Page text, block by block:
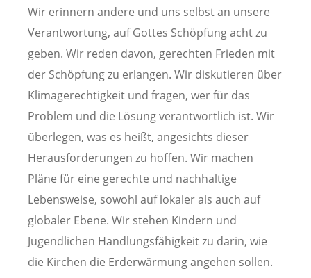
Wir erinnern andere und uns selbst an unsere
Verantwortung, auf Gottes Schöpfung acht zu
geben. Wir reden davon, gerechten Frieden mit
der Schöpfung zu erlangen. Wir diskutieren über
Klimagerechtigkeit und fragen, wer für das
Problem und die Lösung verantwortlich ist. Wir
überlegen, was es heißt, angesichts dieser
Herausforderungen zu hoffen. Wir machen
Pläne für eine gerechte und nachhaltige
Lebensweise, sowohl auf lokaler als auch auf
globaler Ebene. Wir stehen Kindern und
Jugendlichen Handlungsfähigkeit zu darin, wie
die Kirchen die Erderwärmung angehen sollen.